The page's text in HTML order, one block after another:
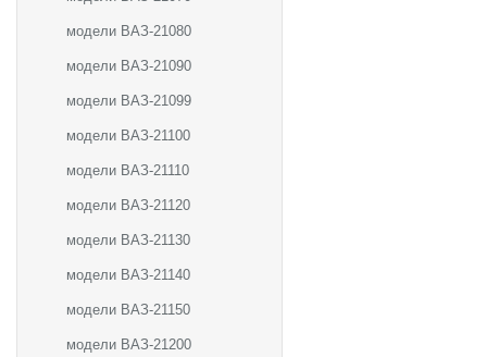
модели ВАЗ-21080
модели ВАЗ-21090
модели ВАЗ-21099
модели ВАЗ-21100
модели ВАЗ-21110
модели ВАЗ-21120
модели ВАЗ-21130
модели ВАЗ-21140
модели ВАЗ-21150
модели ВАЗ-21200